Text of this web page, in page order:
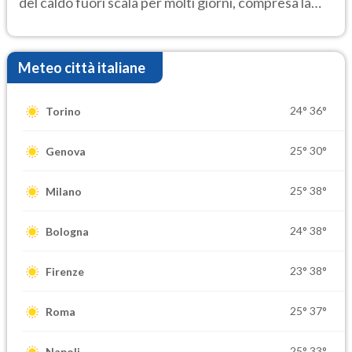
Meteo città italiane
Torino 24° 36°
Genova 25° 30°
Milano 25° 38°
Bologna 24° 38°
Firenze 23° 38°
Roma 25° 37°